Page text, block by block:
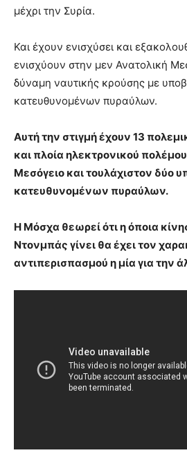
μέχρι την Συρία.
Και έχουν ενισχύσει και
ενισχύουν στην μεν Ανατολική
δύναμη ναυτικής κρούσης με
κατευθυνομένων πυραύλων.
Αυτή την στιγμή έχουν 13
και πλοία ηλεκτρονικού
Μεσόγειο και τουλάχιστον δύο
κατευθυνομένων πυραύλων.
Η Μόσχα θεωρεί ότι η όποια
Ντονμπάς γίνει θα έχει τον
αντιπερισπασμού η μία για την